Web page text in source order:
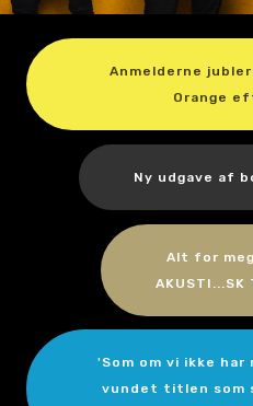
Anmelderne
Orange
Ny udgave af
Alt for
AKUSTI...SK
'Som om vi ikke har
vundet titlen som